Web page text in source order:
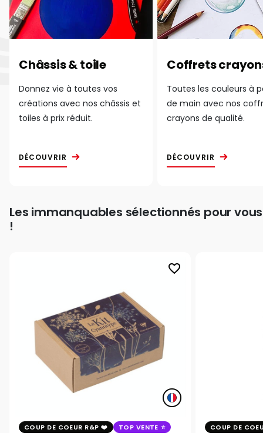
Châssis & toile
Donnez vie à toutes vos
créations avec nos châssis et
toiles à prix réduit.
DÉCOUVRIR
Coffrets
Toutes les couleurs à
de main avec nos
crayons de qualité.
DÉCOUVRIR
Les immanquables sélectionnés pour vous
!
favorite_border
COUP DE COEUR R&P TOP VENTE COUP DE